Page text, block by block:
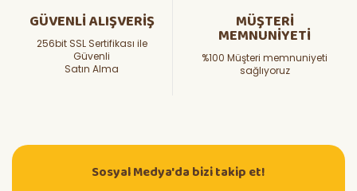
GÜVENLİ ALIŞVERİŞ
256bit SSL Sertifikası ile
Güvenli
Satın Alma
MÜŞTERİ
MEMNUNİYETİ
%100 Müşteri memnuniyeti
sağlıyoruz
Sosyal Medya'da bizi takip et!